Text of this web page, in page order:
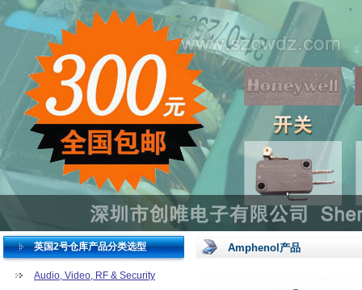
英国2号仓库产品分类选型
Audio, Video, RF & Security
Amphenol产品